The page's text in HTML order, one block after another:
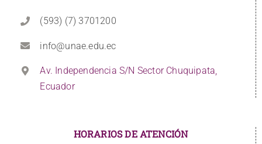
(593) (7) 3701200
info@unae.edu.ec
Av. Independencia S/N Sector Chuquipata,
Ecuador
HORARIOS DE ATENCIÓN